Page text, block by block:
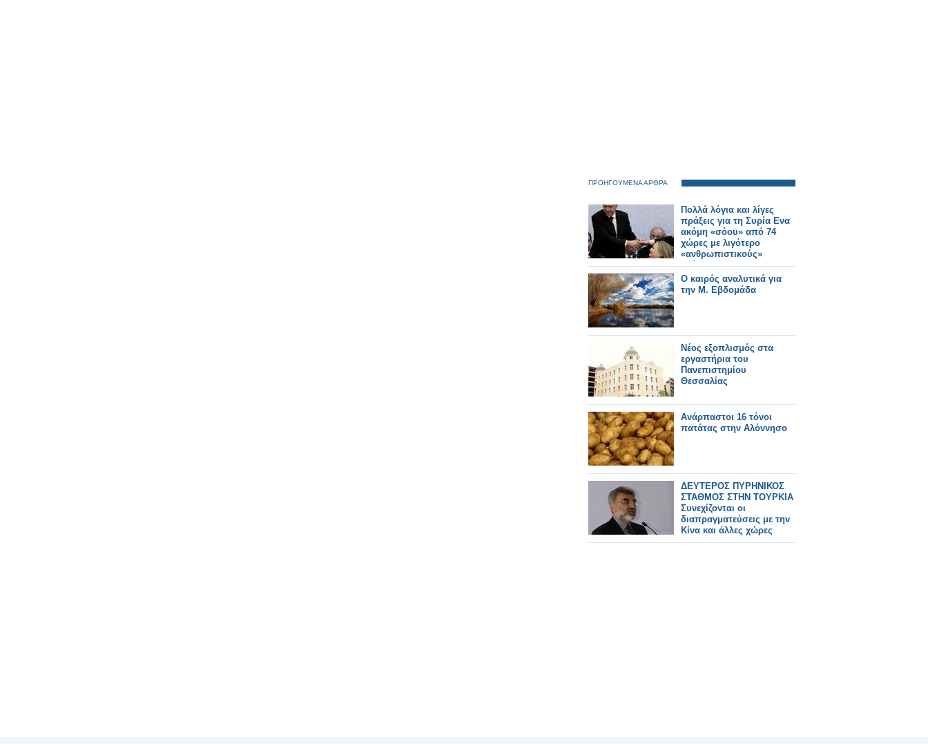
ΠΡΟΗΓΟΥΜΕΝΑ ΑΡΘΡΑ
Πολλά λόγια και λίγες
πράξεις για τη Συρία Ενα
ακόμη «σόου» από 74
χώρες με λιγότερο
«ανθρωπιστικούς»
στόχους
Ο καιρός αναλυτικά για
την Μ. Εβδομάδα
Νέος εξοπλισμός στα
εργαστήρια του
Πανεπιστημίου
Θεσσαλίας
Ανάρπαστοι 16 τόνοι
πατάτας στην Αλόννησο
ΔΕΥΤΕΡΟΣ ΠΥΡΗΝΙΚΟΣ
ΣΤΑΘΜΟΣ ΣΤΗΝ ΤΟΥΡΚΙΑ
Συνεχίζονται οι
διαπραγματεύσεις με την
Κίνα και άλλες χώρες